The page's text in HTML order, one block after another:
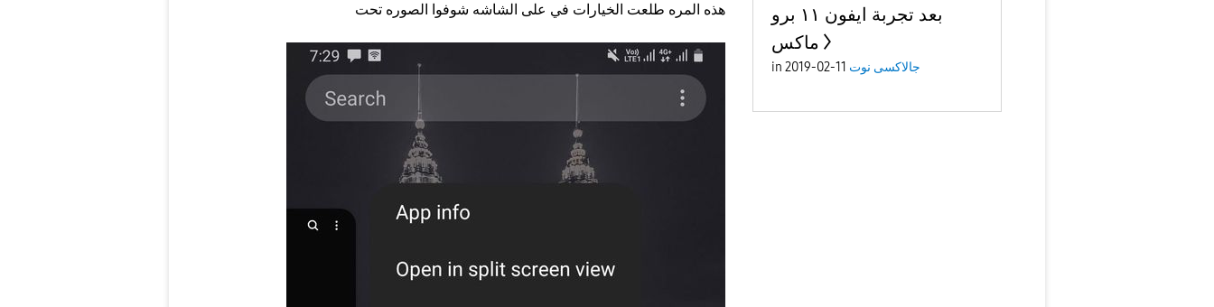
هذه المره طلعت الخيارات في على الشاشه شوفوا الصوره تحت
بعد تجربة ايفون ١١ برو
ماكس
in جالاكسى نوت 11-02-2019